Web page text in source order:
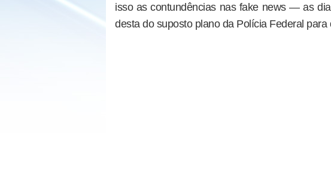
isso as contundências nas fake news — as
desta do suposto plano da Polícia Federal para